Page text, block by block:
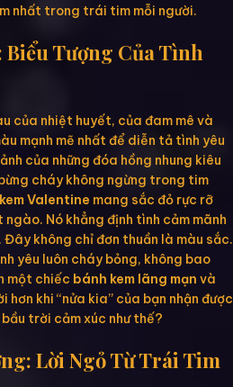
nhất trong trái tim mỗi người.
Tượng Của Tình
của nhiệt huyết, của đam mê và
mạnh mẽ nhất để diễn tả tình yêu
của những đóa hồng nhung kiêu
cháy không ngừng trong tim
Valentine mang sắc đỏ rực rỡ
Nó khẳng định tình cảm mãnh
không chỉ đơn thuần là màu sắc.
yêu luôn cháy bỏng, không bao
một chiếc bánh kem lãng mạn và
khi “nửa kia” của bạn nhận được
trời cảm xúc như thế?
Lời Ngỏ Từ Trái Tim